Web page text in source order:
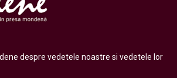
despre vedetele noastre si vedetele lor